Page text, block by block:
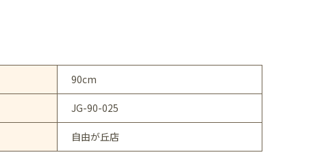
90cm
JG-90-025
自由が丘店